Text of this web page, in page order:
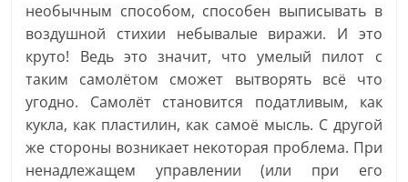
необычным способом, способен выписывать в
воздушной стихии небывалые виражи. И это
круто! Ведь это значит, что умелый пилот с
таким самолётом сможет вытворять всё что
угодно. Самолёт становится податливым, как
кукла, как пластилин, как самоё мысль. С другой
же стороны возникает некоторая проблема. При
ненадлежащем управлении (или при его